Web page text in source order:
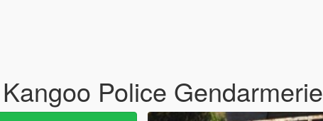
Police Gendarmerie